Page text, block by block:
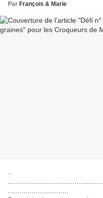
Par François & Marie